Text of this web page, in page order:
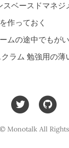
スベースドマネジ
作っておく
ムの途中でもが
ラム 勉強用の薄
Monotalk All Rights